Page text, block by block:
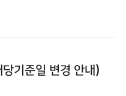
기준일 변경 안내)